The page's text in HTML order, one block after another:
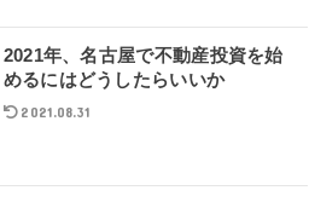
2021年、名古屋で不動産投資を始
めるにはどうしたらいいか
2021.08.31